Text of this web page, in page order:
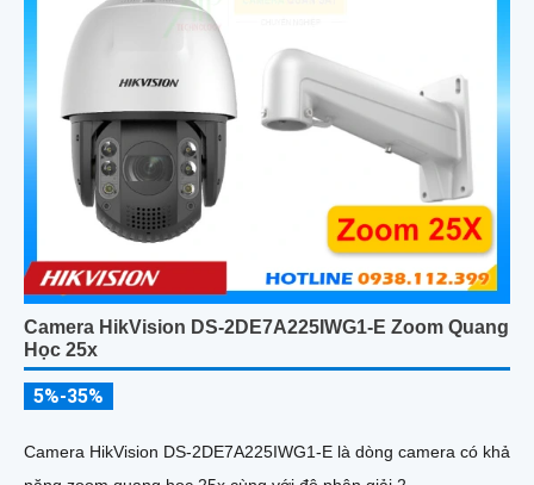
Camera HikVision DS-2DE7A225IWG1-E Zoom Quang
Học 25x
5%-35%
Camera HikVision DS-2DE7A225IWG1-E là dòng camera có khả